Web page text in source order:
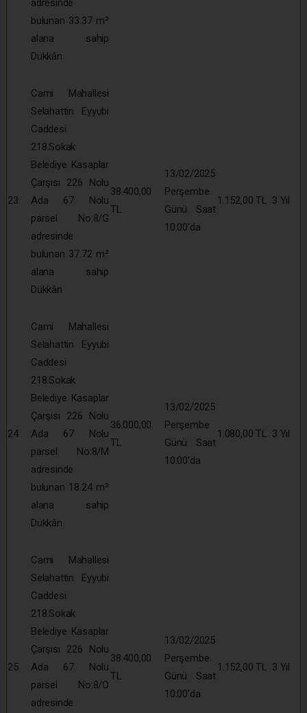
adresinde
bulunan 33.37 m²
alana sahip
Dükkân
23
Cami Mahallesi
Selahattin Eyyubi
Caddesi
218.Sokak
Belediye Kasaplar
Çarşısı 226 Nolu
Ada 67 Nolu
parsel No:8/G
adresinde
bulunan 37.72 m²
alana sahip
Dükkân
38.400,00
TL
13/02/2025
Perşembe
Günü Saat
10:00’da
1.152,00 TL 3 Yıl
24
Cami Mahallesi
Selahattin Eyyubi
Caddesi
218.Sokak
Belediye Kasaplar
Çarşısı 226 Nolu
Ada 67 Nolu
parsel No:8/M
adresinde
bulunan 18.24 m²
alana sahip
Dükkân
36.000,00
TL
13/02/2025
Perşembe
Günü Saat
10:00’da
1.080,00 TL 3 Yıl
25
Cami Mahallesi
Selahattin Eyyubi
Caddesi
218.Sokak
Belediye Kasaplar
Çarşısı 226 Nolu
Ada 67 Nolu
parsel No:8/O
adresinde
38.400,00
TL
13/02/2025
Perşembe
Günü Saat
10:00’da
1.152,00 TL 3 Yıl